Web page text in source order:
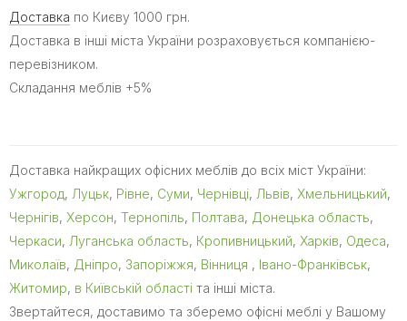
Доставка по Києву 1000 грн.
Доставка в інші міста України розраховується компанією-
перевізником.
Складання меблів +5%
Доставка найкращих офісних меблів до всіх міст України:
Ужгород, Луцьк, Рівне, Суми, Чернівці, Львів, Хмельницький,
Чернігів, Херсон, Тернопіль, Полтава, Донецька область,
Черкаси, Луганська область, Кропивницький, Харків, Одеса,
Миколаїв, Дніпро, Запоріжжя, Вінниця , Івано-Франківськ,
Житомир, в Київській області та інші міста.
Звертайтеся, доставимо та зберемо офісні меблі у Вашому